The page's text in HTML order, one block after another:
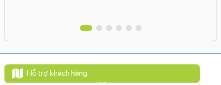
Hỗ trợ khách hàng